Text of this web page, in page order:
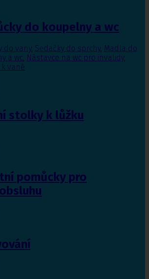
do koupelny a wc
do vany, Sedačky do sprchy, Madla do
a wc, Nástavce na wc pro invalidy,
vaně
stolky k lůžku
pomůcky pro